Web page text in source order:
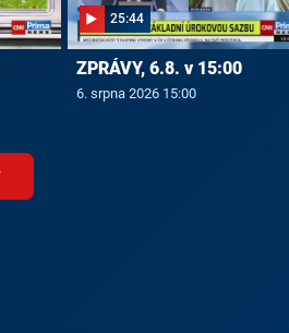
25:44
ZPRÁVY, 6.8. v 15:00
6. srpna 2026 15:00